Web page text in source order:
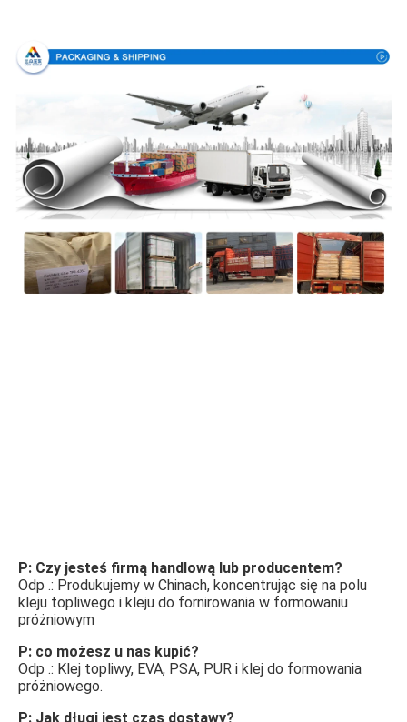
P: Czy jesteś firmą handlową lub producentem?
Odp .: Produkujemy w Chinach, koncentrując się na polu
kleju topliwego i kleju do fornirowania w formowaniu
próżniowym
P: co możesz u nas kupić?
Odp .: Klej topliwy, EVA, PSA, PUR i klej do formowania
próżniowego.
P: Jak długi jest czas dostawy?